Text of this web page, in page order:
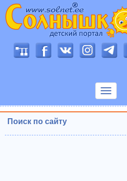
Показать
Поиск по сайту